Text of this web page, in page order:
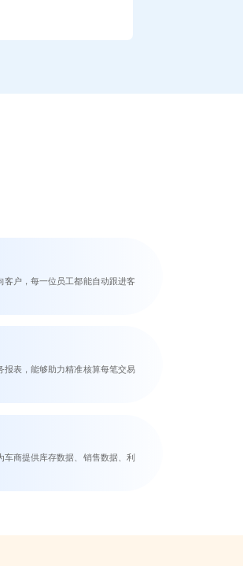
客户，每一位员工都能自动跟进客
报表，能够助力精准核算每笔交易
车商提供库存数据、销售数据、利